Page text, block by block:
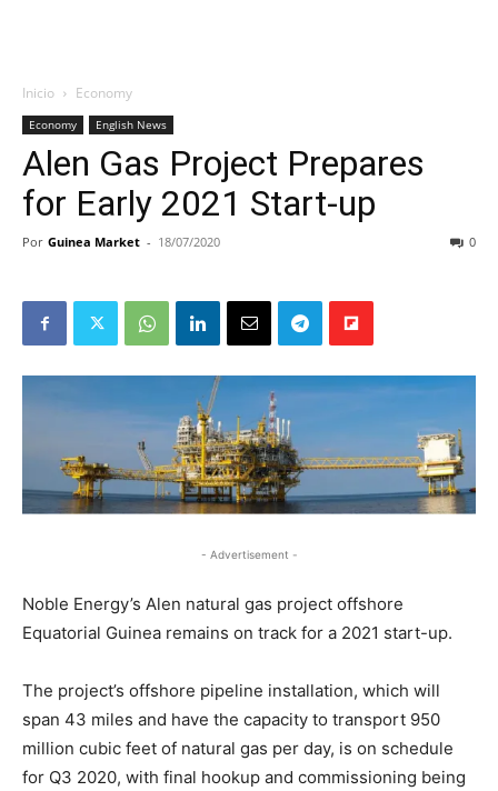
Inicio Economy
Economy English News
Alen Gas Project Prepares
for Early 2021 Start-up
Por Guinea Market - 18/07/2020 0
- Advertisement -
Noble Energy’s Alen natural gas project offshore
Equatorial Guinea remains on track for a 2021 start-up.
The project’s offshore pipeline installation, which will
span 43 miles and have the capacity to transport 950
million cubic feet of natural gas per day, is on schedule
for Q3 2020, with final hookup and commissioning being